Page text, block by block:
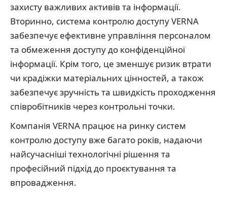
захисту важливих активів та інформації.
Вторинно, система контролю доступу VERNA
забезпечує ефективне управління персоналом
та обмеження доступу до конфіденційної
інформації. Крім того, це зменшує ризик втрати
чи крадіжки матеріальних цінностей, а також
забезпечує зручність та швидкість проходження
співробітників через контрольні точки.
Компанія VERNA працює на ринку систем
контролю доступу вже багато років, надаючи
найсучасніші технологічні рішення та
професійний підхід до проєктування та
впровадження.